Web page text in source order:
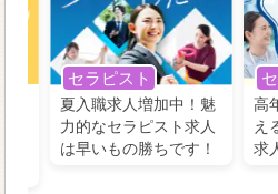
セラピスト
夏入職求人増加中！魅
力的なセラピスト求人
は早いもの勝ちです！
高
え
求